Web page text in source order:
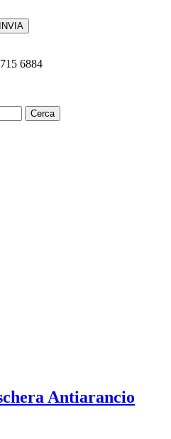
6884
Cerca
Antiarancio